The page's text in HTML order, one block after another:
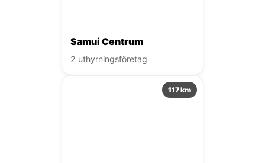
Samui Centrum
2 uthyrningsföretag
117 km